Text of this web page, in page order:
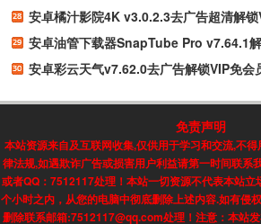
安卓橘汁影院4K v3.0.2.3去广告超清解锁
安卓油管下载器SnapTube Pro v7.64.1
安卓彩云天气v7.62.0去广告解锁VIP免会
免责声明
本站资源来自及互联网收集,仅供用于学习和交流,不
律法规,如遇欺诈广告或损害用户利益请第一时间联
或者QQ：7512117处理！本站一切资源不代表本站
个小时之内，从您的电脑中彻底删除上述内容.如有侵
删除联系邮箱:7512117@qq.com处理！注意：本站发